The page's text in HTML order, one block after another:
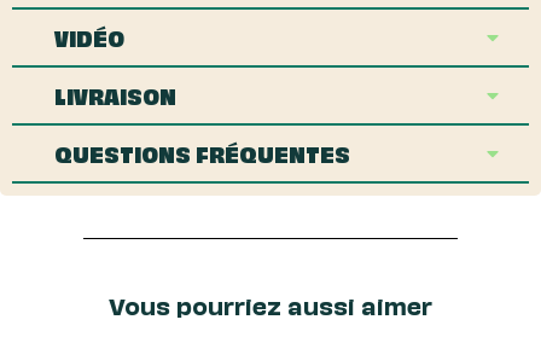
VIDÉO
LIVRAISON
QUESTIONS FRÉQUENTES
Vous pourriez aussi aimer